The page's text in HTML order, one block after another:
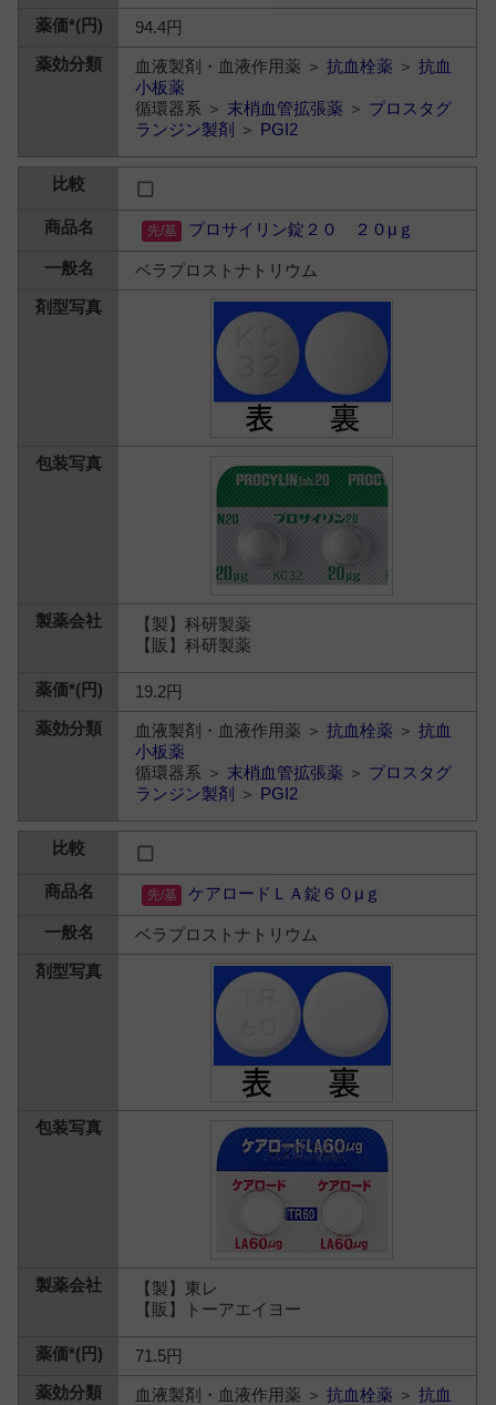
94.4円
血液製剤・血液作用薬 ＞抗血栓薬 ＞抗血
小板薬
循環器系 ＞ 末梢血管拡張薬 ＞ プロスタグ
ランジン製剤
＞ PGI2
プロサイリン錠２０ ２０μｇ
ベラプロストナトリウム
【製】科研製薬
【販】科研製薬
19.2円
血液製剤・血液作用薬 ＞抗血栓薬 ＞抗血
小板薬
循環器系 ＞ 末梢血管拡張薬 ＞ プロスタグ
ランジン製剤
＞ PGI2
ケアロードＬＡ錠６０μｇ
ベラプロストナトリウム
【製】東レ
【販】トーアエイヨー
71.5円
血液製剤・血液作用薬 ＞抗血栓薬 ＞抗血